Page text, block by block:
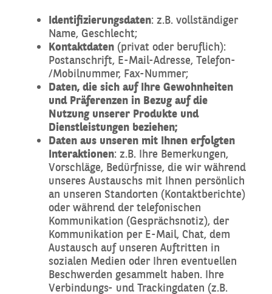
Identifizierungsdaten: z.B. vollständiger
Name, Geschlecht;
Kontaktdaten (privat oder beruflich):
Postanschrift, E-Mail-Adresse, Telefon-
/Mobilnummer, Fax-Nummer;
Daten, die sich auf Ihre Gewohnheiten
und Präferenzen in Bezug auf die
Nutzung unserer Produkte und
Dienstleistungen beziehen;
Daten aus unseren mit Ihnen erfolgten
Interaktionen: z.B. Ihre Bemerkungen,
Vorschläge, Bedürfnisse, die wir während
unseres Austauschs mit Ihnen persönlich
an unseren Standorten (Kontaktberichte)
oder während der telefonischen
Kommunikation (Gesprächsnotiz), der
Kommunikation per E-Mail, Chat, dem
Austausch auf unseren Auftritten in
sozialen Medien oder Ihren eventuellen
Beschwerden gesammelt haben. Ihre
Verbindungs- und Trackingdaten (z.B.